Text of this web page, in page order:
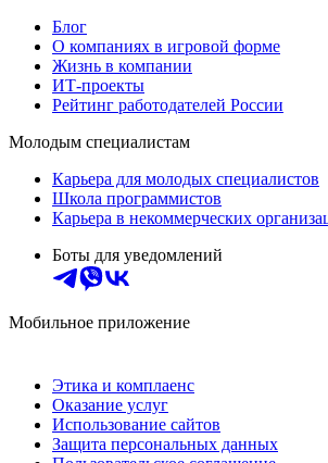
Блог
О компаниях в игровой форме
Жизнь в компании
ИТ-проекты
Рейтинг работодателей России
Молодым специалистам
Карьера для молодых специалистов
Школа программистов
Карьера в некоммерческих
Боты для уведомлений
Мобильное приложение
Этика и комплаенс
Оказание услуг
Использование сайтов
Защита персональных данных